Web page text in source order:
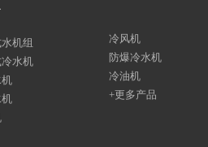
机组
冷水机
冷风机
防爆冷水机
冷油机
+更多产品